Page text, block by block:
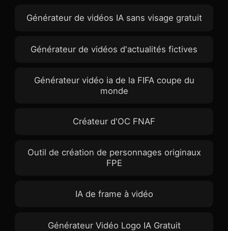
Générateur de vidéos IA sans visage gratuit
Générateur de vidéos d'actualités fictives
Générateur vidéo ia de la FIFA coupe du
monde
Créateur d'OC FNAF
Outil de création de personnages originaux
FPE
IA de frame à vidéo
Générateur Vidéo Logo IA Gratuit